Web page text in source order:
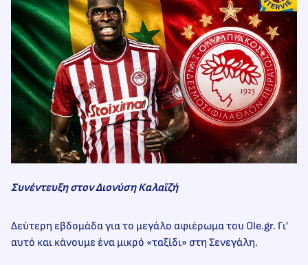
Συνέντευξη στον Διονύση Καλαϊζή
Δεύτερη εβδομάδα για το μεγάλο αφιέρωμα του Ole.gr. Γι’
αυτό και κάνουμε ένα μικρό «ταξίδι» στη Σενεγάλη.